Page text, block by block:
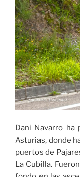
Dani Navarro ha
Asturias, donde
puertos de
La Cubilla.